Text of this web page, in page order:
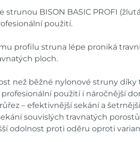
strunou BISON BASIC PROFI
použití.
profilu struna lépe proniká
ploch.
než běžné nylonové struny
profesionální použití i náročnější
– efektivnější sekání a
souvislých travnatých
odolnost proti oděru oproti